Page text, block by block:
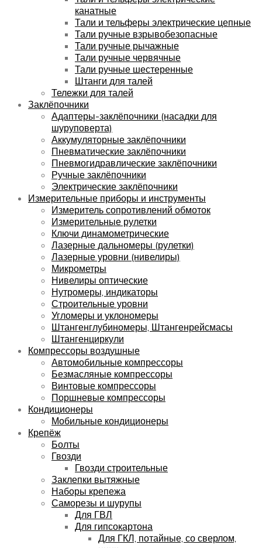
канатные
Тали и тельферы электрические цепные
Тали ручные взрывобезопасные
Тали ручные рычажные
Тали ручные червячные
Тали ручные шестеренные
Штанги для талей
Тележки для талей
Заклёпочники
Адаптеры-заклёпочники (насадки для
шуруповерта)
Аккумуляторные заклёпочники
Пневматические заклёпочники
Пневмогидравлические заклёпочники
Ручные заклёпочники
Электрические заклёпочники
Измерительные приборы и инструменты
Измеритель сопротивлений обмоток
Измерительные рулетки
Ключи динамометрические
Лазерные дальномеры (рулетки)
Лазерные уровни (нивелиры)
Микрометры
Нивелиры оптические
Нутромеры, индикаторы
Строительные уровни
Угломеры и уклономеры
Штангенглубиномеры, Штангенрейсмасы
Штангенциркули
Компрессоры воздушные
Автомобильные компрессоры
Безмасляные компрессоры
Винтовые компрессоры
Поршневые компрессоры
Кондиционеры
Мобильные кондиционеры
Крепёж
Болты
Гвозди
Гвозди строительные
Заклепки вытяжные
Наборы крепежа
Саморезы и шурупы
Для ГВЛ
Для гипсокартона
Для ГКЛ, потайные, со сверлом,